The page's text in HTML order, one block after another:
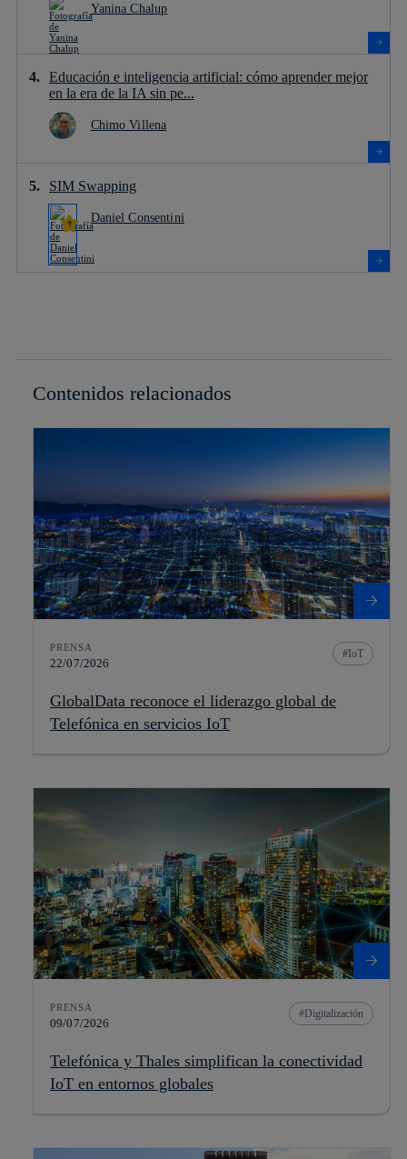
Yanina Chalup
Educación e inteligencia artificial: cómo aprender mejor
en la era de la IA sin pe...
Chimo Villena
SIM Swapping
Daniel Consentini
Contenidos relacionados
PRENSA
22/07/2026
IoT
GlobalData reconoce el liderazgo global de
Telefónica en servicios IoT
PRENSA
09/07/2026
Digitalización
Telefónica y Thales simplifican la conectividad
IoT en entornos globales